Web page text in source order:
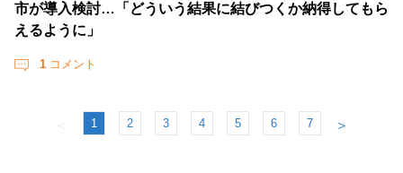
市が導入検討…「どういう結果に結びつくか納得してもら
えるように」
1 コメント
＜ 1 2 3 4 5 6 7 ＞